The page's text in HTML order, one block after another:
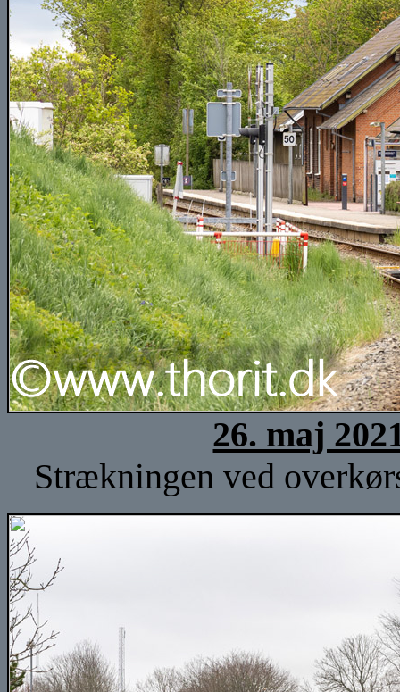
26. maj
Strækningen ved